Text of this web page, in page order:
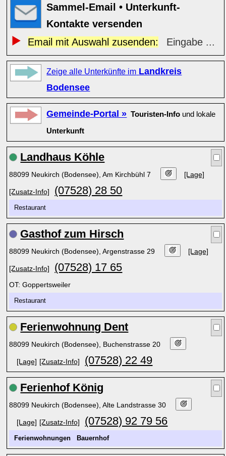
Sammel-Email • Unterkunft-
Kontakte versenden
Email mit Auswahl zusenden:
Eingabe ...
Zeige alle Unterkünfte im Landkreis
Bodensee
Gemeinde-Portal » Touristen-Info und lokale
Unterkunft
Landhaus Köhle
88099 Neukirch (Bodensee), Am Kirchbühl 7 [Lage]
[Zusatz-Info] (07528) 28 50
Restaurant
Gasthof zum Hirsch
88099 Neukirch (Bodensee), Argenstrasse 29 [Lage]
[Zusatz-Info] (07528) 17 65
OT: Goppertsweiler
Restaurant
Ferienwohnung Dent
88099 Neukirch (Bodensee), Buchenstrasse 20
[Lage] [Zusatz-Info] (07528) 22 49
Ferienhof König
88099 Neukirch (Bodensee), Alte Landstrasse 30
[Lage] [Zusatz-Info] (07528) 92 79 56
Ferienwohnungen Bauernhof